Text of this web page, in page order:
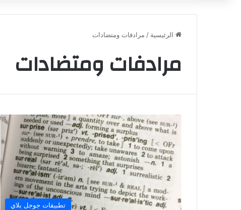
الرئيسية / مرادفات ومتضادات
مرادفات ومتضادات
تطبيقات جوجل بلاي